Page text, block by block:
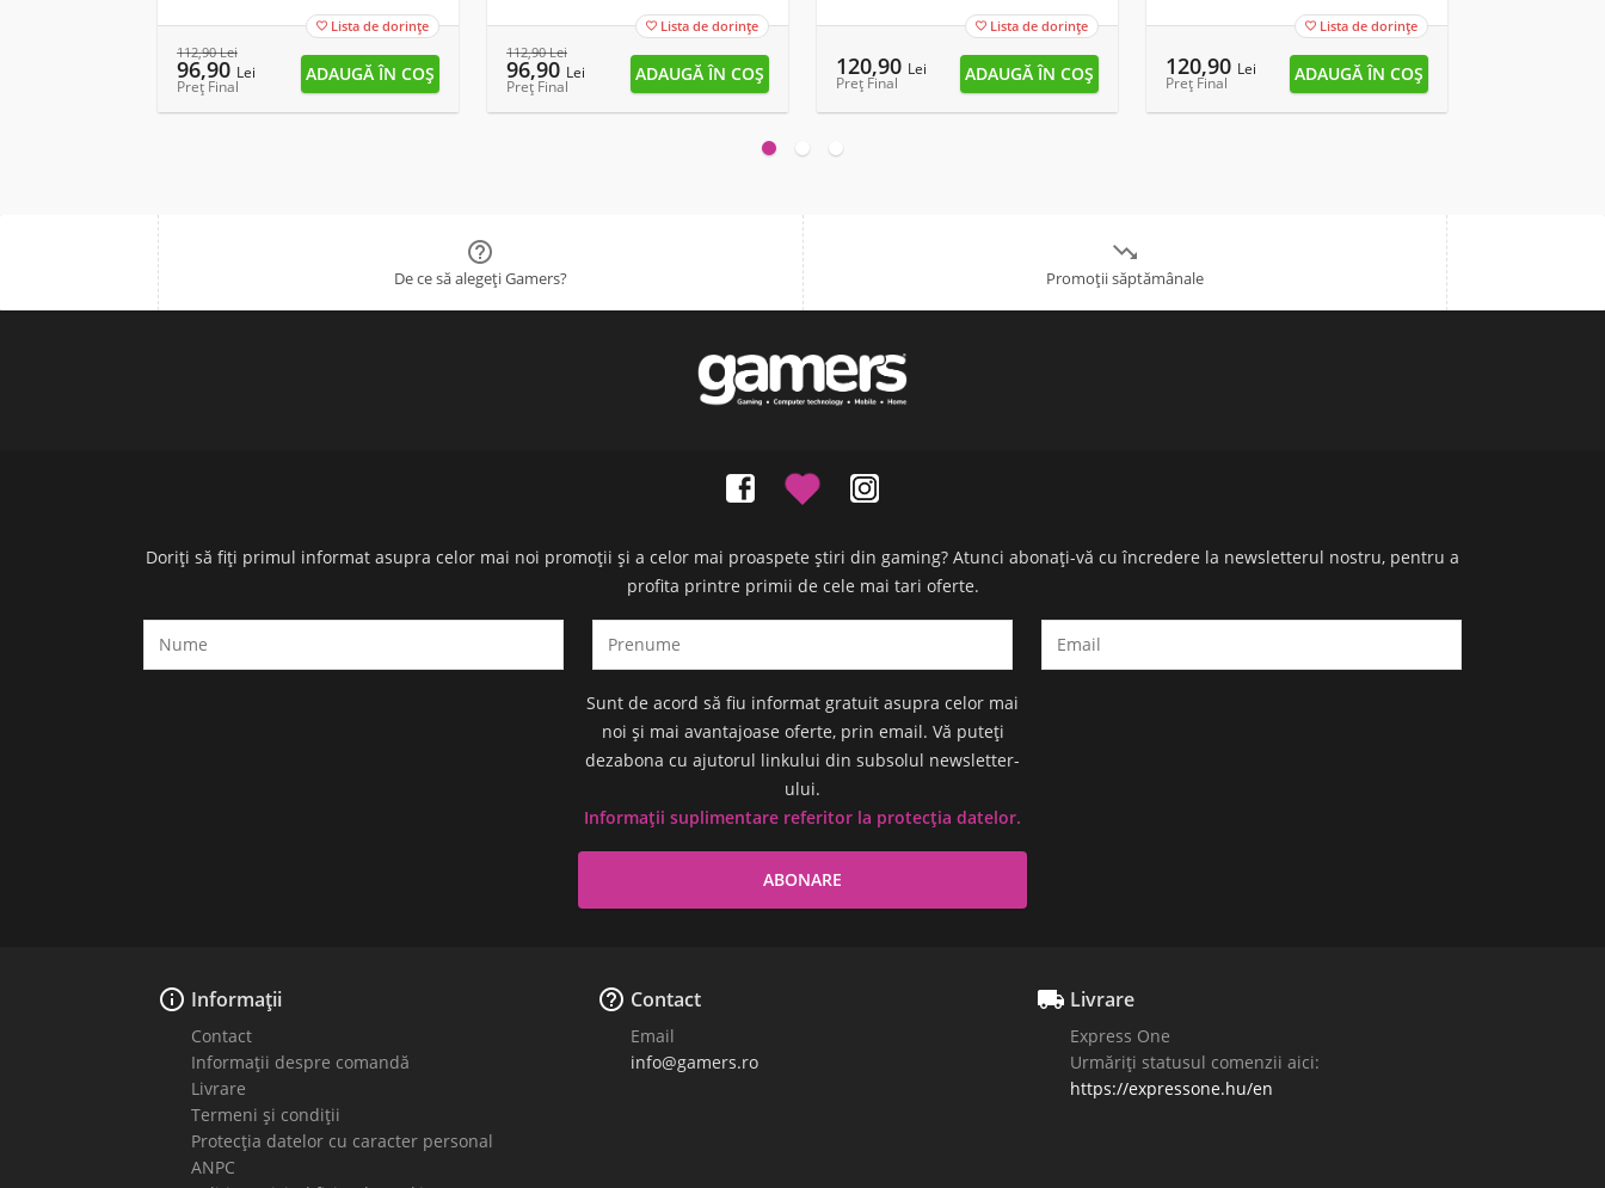
 Lista de dorințe
112,90Lei
96,90 Lei
Preț Final
 Lista de dorințe
112,90Lei
96,90 Lei
Preț Final
 Lista de dorințe
120,90 Lei
Preț Final
 Lista de dorințe
120,90 Lei
Preț Final

De ce să alegeți Gamers?

Promoții săptămânale
Doriți să fiți primul informat asupra celor mai noi promoții și a celor mai proaspete știri din gaming? Atunci abonați-vă cu încredere la newsletterul nostru, pentru a
profita printre primii de cele mai tari oferte.
Sunt de acord să fiu informat gratuit asupra celor mai
noi și mai avantajoase oferte, prin email. Vă puteți
dezabona cu ajutorul linkului din subsolul newsletter-
ului.
Informații suplimentare referitor la protecția datelor.
 Informații
Contact
Informații despre comandă
Livrare
Termeni și condiții
Protecția datelor cu caracter personal
ANPC
 Contact
Email
info@gamers.ro
 Livrare
Express One
Urmăriți statusul comenzii aici:
https://expressone.hu/en